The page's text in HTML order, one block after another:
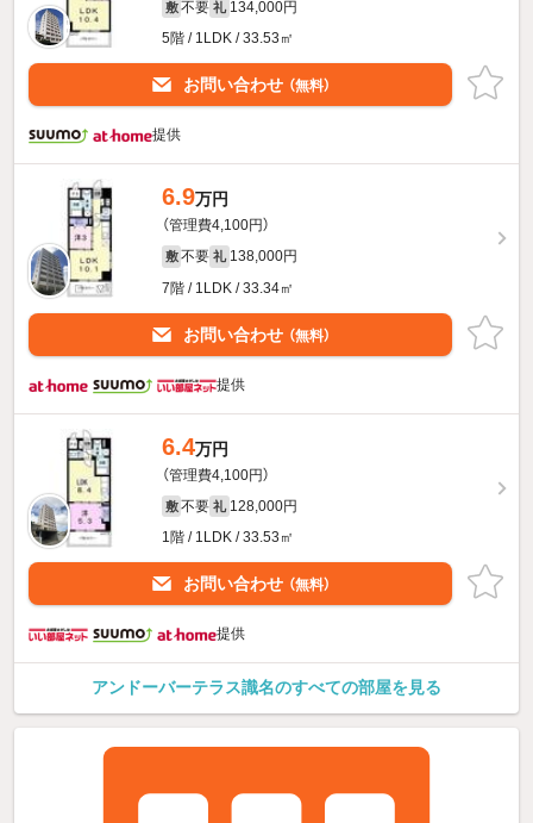
敷 不要 礼 134,000円
5階 / 1LDK / 33.53㎡
お問い合わせ （無料）
提供
6.9万円
（管理費4,100円）
敷 不要 礼 138,000円
7階 / 1LDK / 33.34㎡
お問い合わせ （無料）
提供
6.4万円
（管理費4,100円）
敷 不要 礼 128,000円
1階 / 1LDK / 33.53㎡
お問い合わせ （無料）
提供
アンドーバーテラス識名のすべての部屋を見る